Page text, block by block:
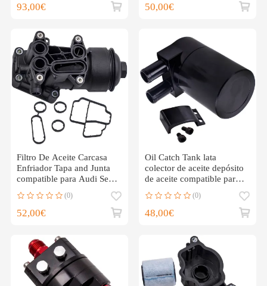
93,00€ 50,00€
Filtro De Aceite Carcasa
Enfriador Tapa and Junta
compatible para Audi Seat
Skoda VW 2.0TDI
(0)
52,00€
Oil Catch Tank lata
colector de aceite depósito
de aceite compatible para
BMW N54 135i 335i
(0)
48,00€